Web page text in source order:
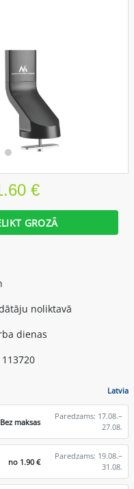
€
GROZĀ
noliktavā
dienas
Latvia
Bez maksas
Paredzams: 17.08.–
27.08.
no 1.90 €
Paredzams: 19.08.–
31.08.